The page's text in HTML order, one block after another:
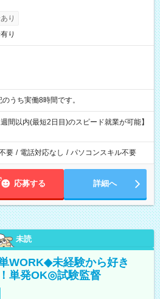
り
り
※表記のうち実働8時間です。
間以内(最短2日目)のスピード就業が可能】
要 / 電話対応なし / パソコンスキル不要
応募する 詳細へ
未読
WORK◆未経験から好き
単発OK◎試験監督